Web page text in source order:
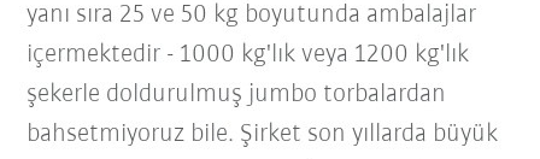
yanı sıra 25 ve 50 kg boyutunda ambalajlar
içermektedir - 1000 kg'lık veya 1200 kg'lık
şekerle doldurulmuş jumbo torbalardan
bahsetmiyoruz bile. Şirket son yıllarda büyük